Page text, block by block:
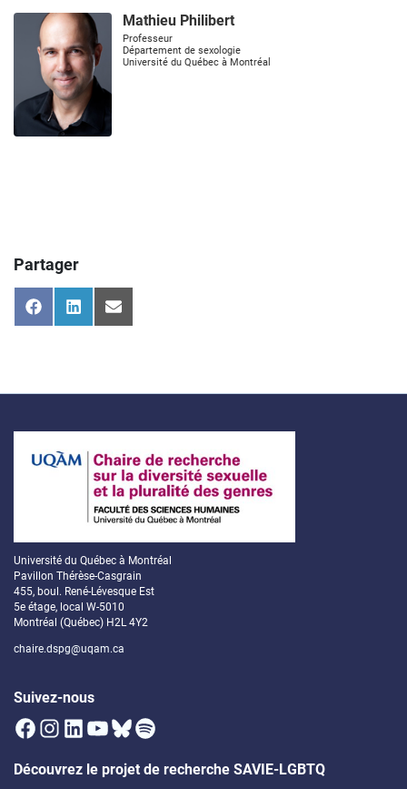
Mathieu Philibert
Professeur
Département de sexologie
Université du Québec à Montréal
Partager
Share
on
Share
on
Share
on
Université du Québec à Montréal
Pavillon Thérèse-Casgrain
455, boul. René-Lévesque Est
5e étage, local W-5010
Montréal (Québec) H2L 4Y2
chaire.dspg@uqam.ca
Suivez-nous
Facebook
Instagram
LinkedIn
YouTube
Bluesky
Spotify
Découvrez le projet de recherche SAVIE-LGBTQ